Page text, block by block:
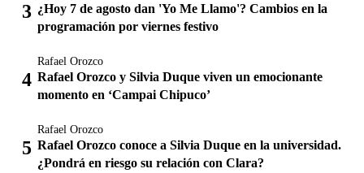
¿Hoy 7 de agosto dan 'Yo Me Llamo'? Cambios en la
programación por viernes festivo
Rafael Orozco
Rafael Orozco y Silvia Duque viven un emocionante
momento en ‘Campai Chipuco’
Rafael Orozco
Rafael Orozco conoce a Silvia Duque en la universidad.
¿Pondrá en riesgo su relación con Clara?